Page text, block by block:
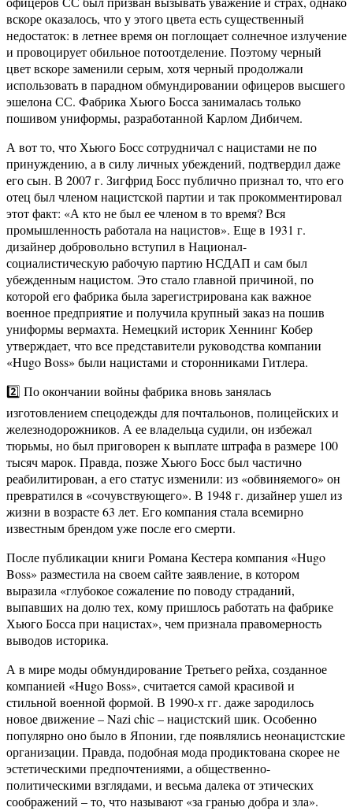
вскоре оказалось, что у этого цвета есть существенный
недостаток: в летнее время он поглощает солнечное излучение
и провоцирует обильное потоотделение. Поэтому черный
цвет вскоре заменили серым, хотя черный продолжали
использовать в парадном обмундировании офицеров высшего
эшелона СС. Фабрика Хьюго Босса занималась только
пошивом униформы, разработанной Карлом Дибичем.
А вот то, что Хьюго Босс сотрудничал с нацистами не по
принуждению, а в силу личных убеждений, подтвердил даже
его сын. В 2007 г. Зигфрид Босс публично признал то, что его
отец был членом нацистской партии и так прокомментировал
этот факт: «А кто не был ее членом в то время? Вся
промышленность работала на нацистов». Еще в 1931 г.
дизайнер добровольно вступил в Национал-
социалистическую рабочую партию НСДАП и сам был
убежденным нацистом. Это стало главной причиной, по
которой его фабрика была зарегистрирована как важное
военное предприятие и получила крупный заказ на пошив
униформы вермахта. Немецкий историк Хеннинг Кобер
утверждает, что все представители руководства компании
«Hugo Boss» были нацистами и сторонниками Гитлера.
2️⃣ По окончании войны фабрика вновь занялась
изготовлением спецодежды для почтальонов, полицейских и
железнодорожников. А ее владельца судили, он избежал
тюрьмы, но был приговорен к выплате штрафа в размере 100
тысяч марок. Правда, позже Хьюго Босс был частично
реабилитирован, а его статус изменили: из «обвиняемого» он
превратился в «сочувствующего». В 1948 г. дизайнер ушел из
жизни в возрасте 63 лет. Его компания стала всемирно
известным брендом уже после его смерти.
После публикации книги Романа Кестера компания «Hugo
Boss» разместила на своем сайте заявление, в котором
выразила «глубокое сожаление по поводу страданий,
выпавших на долю тех, кому пришлось работать на фабрике
Хьюго Босса при нацистах», чем признала правомерность
выводов историка.
А в мире моды обмундирование Третьего рейха, созданное
компанией «Hugo Boss», считается самой красивой и
стильной военной формой. В 1990-х гг. даже зародилось
новое движение – Nazi chic – нацистский шик. Особенно
популярно оно было в Японии, где появлялись неонацистские
организации. Правда, подобная мода продиктована скорее не
эстетическими предпочтениями, а общественно-
политическими взглядами, и весьма далека от этических
соображений – то, что называют «за гранью добра и зла».